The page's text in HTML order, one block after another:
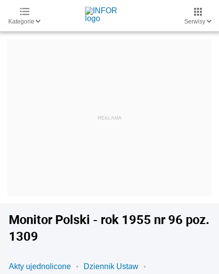
Kategorie Serwisy
Monitor Polski - rok 1955 nr 96 poz.
1309
Akty ujednolicone
Dziennik Ustaw